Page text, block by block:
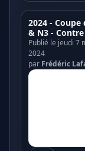
2024 - Coupe
& N3 -
Publié le jeudi 7
2024
par Frédéric